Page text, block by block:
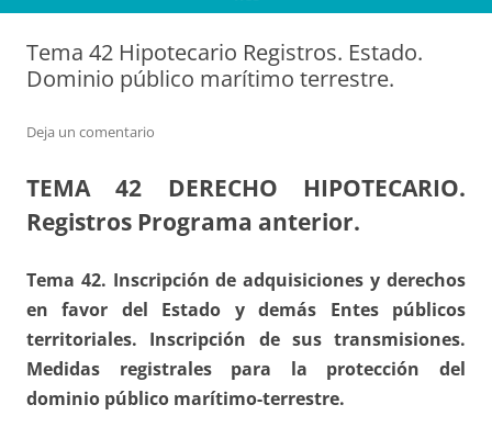
Tema 42 Hipotecario Registros. Estado.
Dominio público marítimo terrestre.
Deja un comentario
TEMA 42 DERECHO HIPOTECARIO.
Registros Programa anterior.
Tema 42. Inscripción de adquisiciones y derechos
en favor del Estado y demás Entes públicos
territoriales. Inscripción de sus transmisiones.
Medidas registrales para la protección del
dominio público marítimo-terrestre.